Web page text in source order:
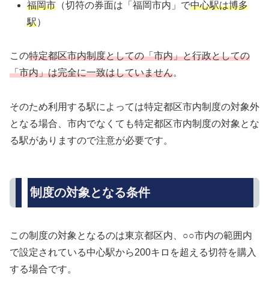
福岡市 （切符の券面は「福岡市内」で中心駅は博多
駅）
この特定都区市内制度としての「市内」と行政としての
「市内」は完全に一致はしていません。
そのため利用する駅によっては特定都区市内制度の対象外
となる場合、市内でなくても特定都区市内制度の対象とな
る駅がありますので注意が必要です。
制度の対象となる条件
この制度の対象となるのは東京都区内、○○市内の範囲内
で設定されている中心駅から200キロを超える切符を購入
する場合です。